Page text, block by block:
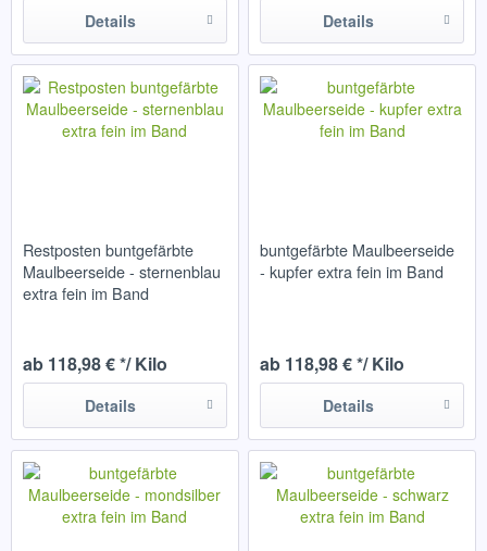
Details Details
Restposten buntgefärbte
Maulbeerseide - sternenblau
extra fein im Band
ab 118,98 € */ Kilo
Details
buntgefärbte Maulbeerseide
- kupfer extra fein im Band
ab 118,98 € */ Kilo
Details